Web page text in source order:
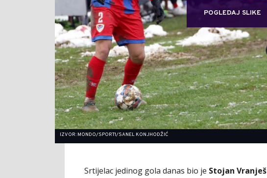
POGLEDAJ SLIKE
IZVOR: MONDO/SPORT1/SANEL KONJHODŽIĆ
Srtijelac jedinog gola danas bio je Stojan Vranješ